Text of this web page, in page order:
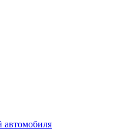
автомобиля